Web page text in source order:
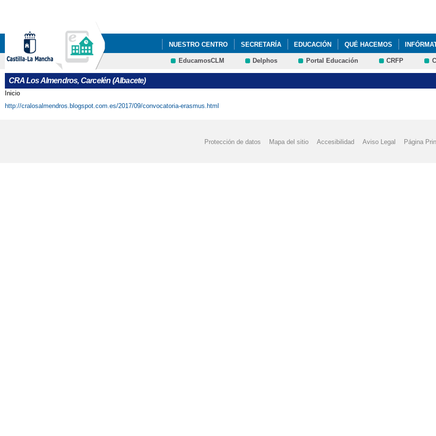
NUESTRO CENTRO SECRETARÍA EDUCACIÓN QUÉ HACEMOS
CONVOCATORIA MOVILIDADES ERASMUS PERIODO 3 (CURSOS EN REINO UNIDO E
EducamosCLM Delphos Portal Educación CRFP
CRA Los Almendros, Carcelén (Albacete)
Se encuentra usted aquí
Inicio
http://cralosalmendros.blogspot.com.es/2017/09/convocatoria-erasmus.html
Protección de datos Mapa del sitio Accesibilidad Aviso Legal Página